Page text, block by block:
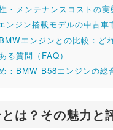
・メンテナンスコストの実
ンジン搭載モデルの中古車
エンジンとの比較：ど
る質問（FAQ）
：BMW B58エンジンの総
は？その魅力と